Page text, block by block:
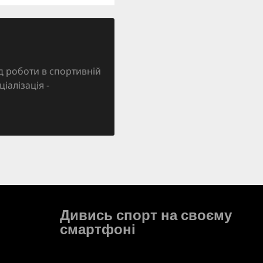
роботи в спортивній
-
Дивись спорт на своєму
смартфоні